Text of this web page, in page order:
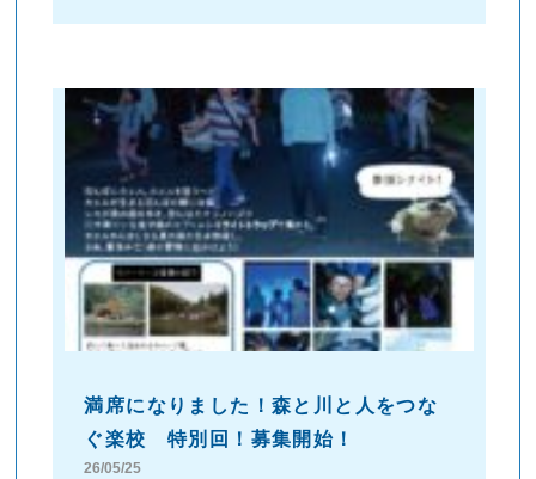
満席になりました！森と川と人をつな
ぐ楽校 特別回！募集開始！
26/05/25